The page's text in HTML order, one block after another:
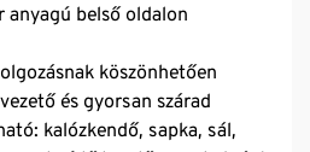
anyagú belső oldalon
köszönhetően
és gyorsan szárad
kalózkendő, sapka, sál,